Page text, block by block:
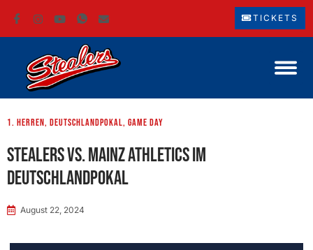
TICKETS
1. Herren, Deutschlandpokal, Game Day
Stealers vs. Mainz Athletics im
Deutschlandpokal
August 22, 2024